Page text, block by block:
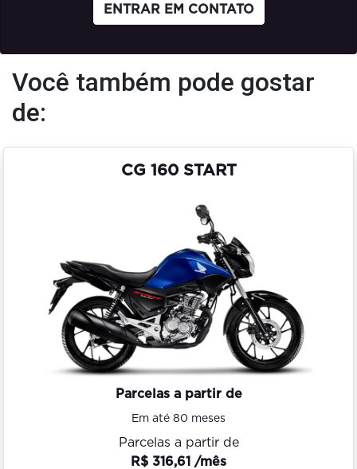
ENTRAR EM CONTATO
Você também pode gostar
de:
CG 160 START
Parcelas a partir de
Em até 80 meses
Parcelas a partir de
R$ 316,61 /mês